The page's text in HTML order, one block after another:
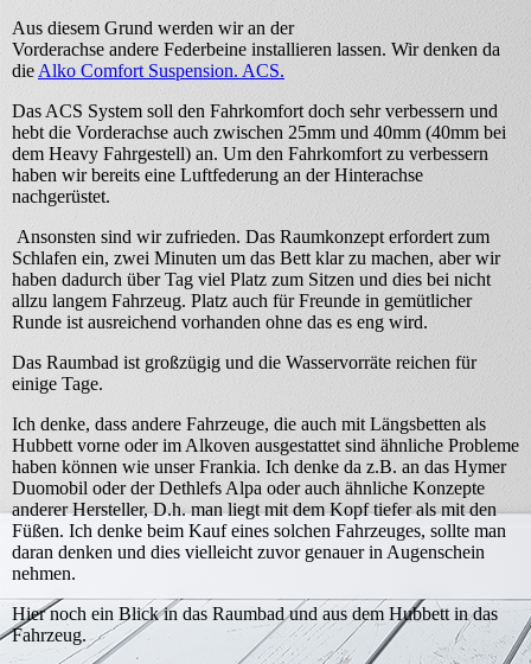
Aus diesem Grund werden wir an der
Vorderachse andere Federbeine installieren lassen. Wir denken da
die Alko Comfort Suspension. ACS.
Das ACS System soll den Fahrkomfort doch sehr verbessern und
hebt die Vorderachse auch zwischen 25mm und 40mm (40mm bei
dem Heavy Fahrgestell) an. Um den Fahrkomfort zu verbessern
haben wir bereits eine Luftfederung an der Hinterachse
nachgerüstet.
Ansonsten sind wir zufrieden. Das Raumkonzept erfordert zum
Schlafen ein, zwei Minuten um das Bett klar zu machen, aber wir
haben dadurch über Tag viel Platz zum Sitzen und dies bei nicht
allzu langem Fahrzeug. Platz auch für Freunde in gemütlicher
Runde ist ausreichend vorhanden ohne das es eng wird.
Das Raumbad ist großzügig und die Wasservorräte reichen für
einige Tage.
Ich denke, dass andere Fahrzeuge, die auch mit Längsbetten als
Hubbett vorne oder im Alkoven ausgestattet sind ähnliche Probleme
haben können wie unser Frankia. Ich denke da z.B. an das Hymer
Duomobil oder der Dethlefs Alpa oder auch ähnliche Konzepte
anderer Hersteller, D.h. man liegt mit dem Kopf tiefer als mit den
Füßen. Ich denke beim Kauf eines solchen Fahrzeuges, sollte man
daran denken und dies vielleicht zuvor genauer in Augenschein
nehmen.
Hier noch ein Blick in das Raumbad und aus dem Hubbett in das
Fahrzeug.